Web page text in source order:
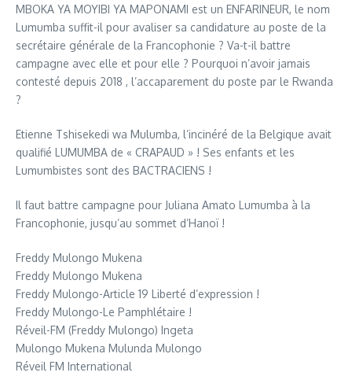
MBOKA YA MOYIBI YA MAPONAMI est un ENFARINEUR, le nom
Lumumba suffit-il pour avaliser sa candidature au poste de la
secrétaire générale de la Francophonie ? Va-t-il battre
campagne avec elle et pour elle ? Pourquoi n’avoir jamais
contesté depuis 2018 , l’accaparement du poste par le Rwanda
?
Etienne Tshisekedi wa Mulumba, l’incinéré de la Belgique avait
qualifié LUMUMBA de « CRAPAUD » ! Ses enfants et les
Lumumbistes sont des BACTRACIENS !
Il faut battre campagne pour Juliana Amato Lumumba à la
Francophonie, jusqu’au sommet d’Hanoï !
Freddy Mulongo Mukena
Freddy Mulongo Mukena
Freddy Mulongo-Article 19 Liberté d’expression !
Freddy Mulongo-Le Pamphlétaire !
Réveil-FM (Freddy Mulongo) Ingeta
Mulongo Mukena Mulunda Mulongo
Réveil FM International